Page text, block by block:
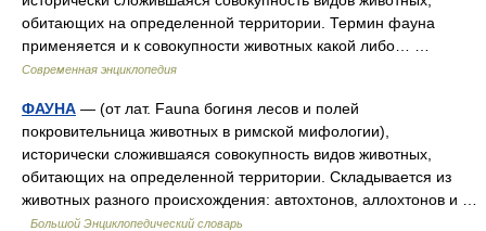
обитающих на определенной территории. Термин фауна
применяется и к совокупности животных какой либо… …
Современная энциклопедия
ФАУНА — (от лат. Fauna богиня лесов и полей
покровительница животных в римской мифологии),
исторически сложившаяся совокупность видов животных,
обитающих на определенной территории. Складывается из
животных разного происхождения: автохтонов, аллохтонов и …
Большой Энциклопедический словарь